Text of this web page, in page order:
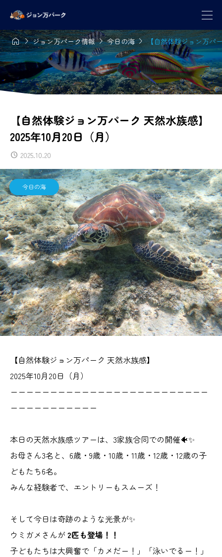
ジョン万パーク情報今日の海【自然体験ジョン万パ
【自然体験ジョン万パーク 天然水族感】
2025年10月20日（月）
2025.10.20
今日の海
【自然体験ジョン万パーク 天然水族感】
2025年10月20日（月）
ーーーーーーーーーーーーーーーーーーーーーーーーー
ーーーーーーーーーーー
本日の天然水族感ツアーは、3家族合同での開催🐠✨
お母さん3名と、6歳・9歳・10歳・11歳・12歳・12歳の子
どもたち6名。
みんな経験者で、エントリーもスムーズ！
そして今日は奇跡のような光景が✨
ウミガメさんが2匹も登場！！
子どもたちは大興奮で「カメだー！」「泳いでるー！」